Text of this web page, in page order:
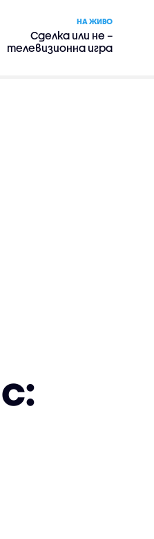
НА ЖИВО
Сделка или не –
телевизионна игра